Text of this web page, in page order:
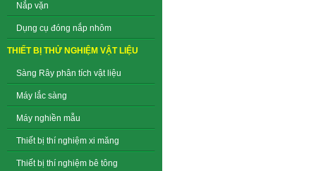
Nắp vặn
Dụng cụ đóng nắp nhôm
THIẾT BỊ THỬ NGHIỆM VẬT LIỆU
Sàng Rây phân tích vật liệu
Máy lắc sàng
Máy nghiền mẫu
Thiết bị thí nghiệm xi măng
Thiết bị thí nghiệm bê tông